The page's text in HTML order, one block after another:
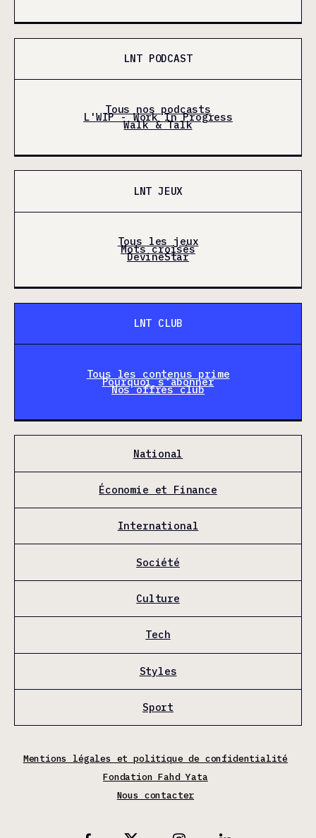
LNT PODCAST
Tous nos podcasts
L'WIP - Work In Progress
Walk & Talk
LNT JEUX
Tous les jeux
Mots croisés
DevineStar
LNT CLUB
Tous les contenus prime
Pourquoi s'abonner
Nos offres club
National
Économie et Finance
International
Société
Culture
Tech
Styles
Sport
Mentions légales et politique de confidentialité
Fondation Fahd Yata
Nous contacter